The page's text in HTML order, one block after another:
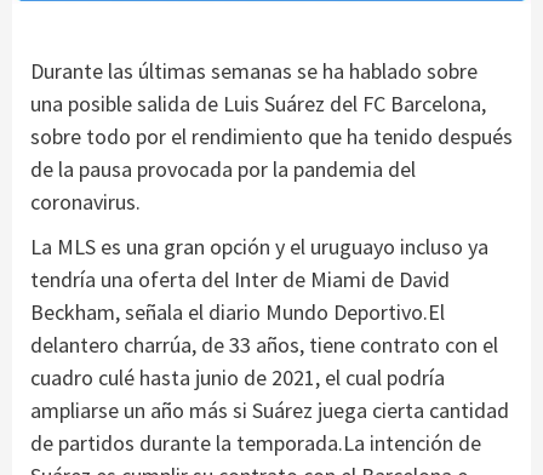
Durante las últimas semanas se ha hablado sobre
una posible salida de Luis Suárez del FC Barcelona,
sobre todo por el rendimiento que ha tenido después
de la pausa provocada por la pandemia del
coronavirus.
La MLS es una gran opción y el uruguayo incluso ya
tendría una oferta del Inter de Miami de David
Beckham, señala el diario Mundo Deportivo.El
delantero charrúa, de 33 años, tiene contrato con el
cuadro culé hasta junio de 2021, el cual podría
ampliarse un año más si Suárez juega cierta cantidad
de partidos durante la temporada.La intención de